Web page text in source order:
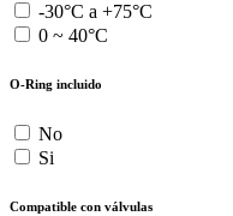
-30°C a +75°C
0 ~ 40°C
O-Ring incluido
No
Si
Compatible con válvulas